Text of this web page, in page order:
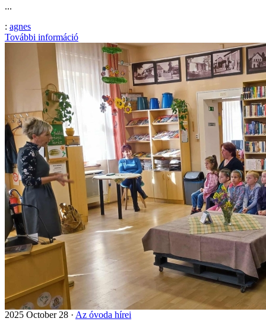
...
: agnes
További információ
2025 October 28 · Az óvoda hírei